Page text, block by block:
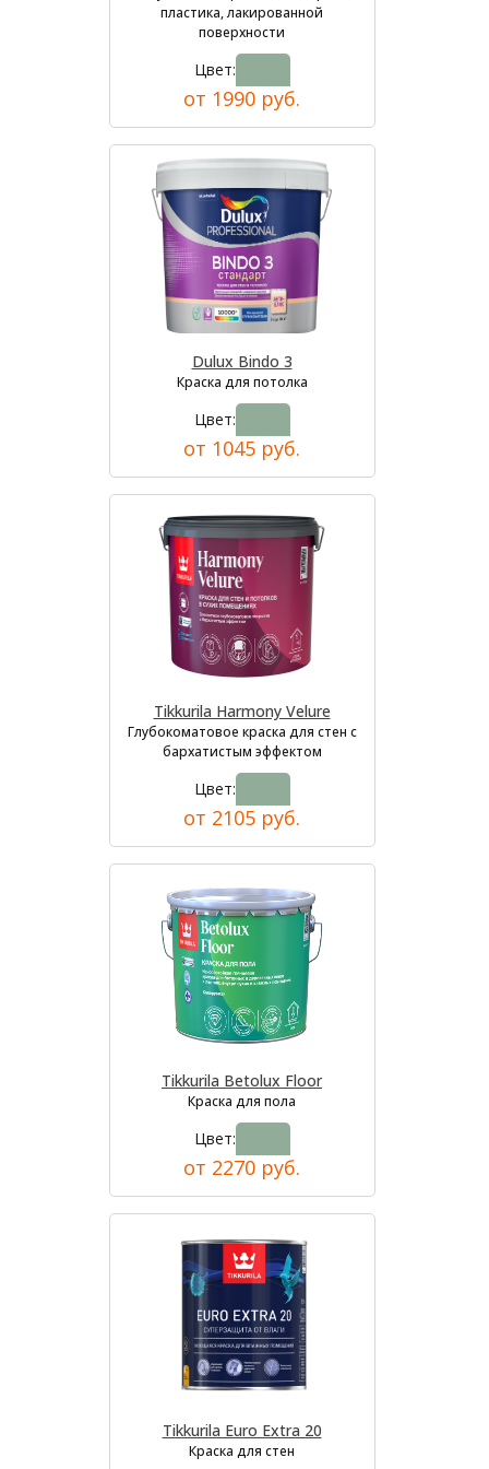
пластика, лакированной
поверхности
Цвет:
от 1990 руб.
Dulux Bindo 3
Краска для потолка
Цвет:
от 1045 руб.
Tikkurila Harmony Velure
Глубокоматовое краска для стен с
бархатистым эффектом
Цвет:
от 2105 руб.
Tikkurila Betolux Floor
Краска для пола
Цвет:
от 2270 руб.
Tikkurila Euro Extra 20
Краска для стен